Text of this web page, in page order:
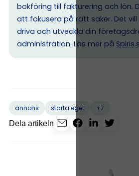
bokföring till fakturering och lön.
att fokusera på rätt saker. Det
driva och utveckla din
administration. Läs mer på
annons starta eget
+7
Dela artikeln